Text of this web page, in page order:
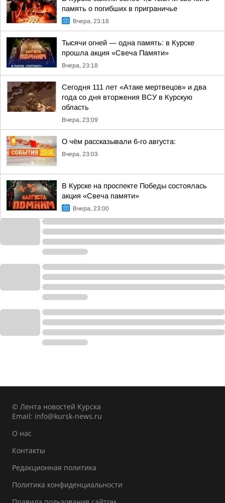
память о погибших в приграничье
Вчера, 23:18
Тысячи огней — одна память: в Курске
прошла акция «Свеча Памяти»
Вчера, 23:18
Сегодня 111 лет «Атаке мертвецов» и два
года со дня вторжения ВСУ в Курскую
область
Вчера, 23:09
О чём рассказывали 6-го августа:
Вчера, 23:03
В Курске на проспекте Победы состоялась
акция «Свеча памяти»
Вчера, 23:00
© Лента новостей Курска
Email: info@kursk-news.ru
О нас
Контакты
Редакционная политика
Политика конфиденциальности